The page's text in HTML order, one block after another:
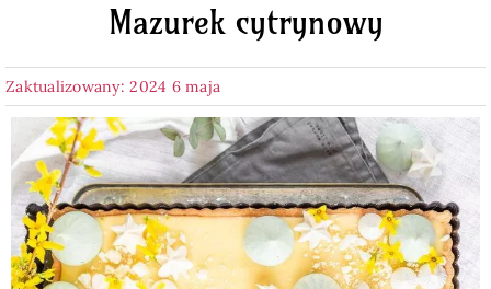
Desery
Napoje
Pieczywo
Mazurek cytrynowy
Zaktualizowany: 2024 6 maja